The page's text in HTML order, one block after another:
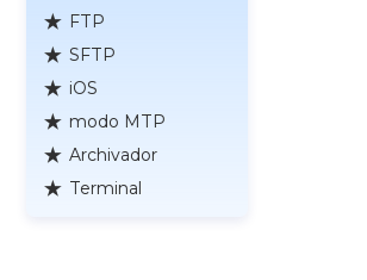
FTP
SFTP
iOS
modo MTP
Archivador
Terminal